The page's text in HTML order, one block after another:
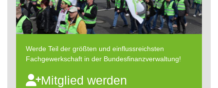
Werde Teil der größten und einflussreichsten
Fachgewerkschaft in der Bundesfinanzverwaltung!
Mitglied werden